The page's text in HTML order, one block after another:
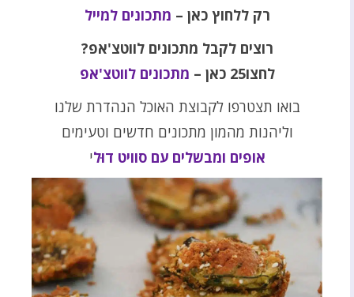
רק ללחוץ כאן – מתכונים למייל
רוצים לקבל מתכונים לווטצ'אפ?
לחצו25 כאן –
מתכונים לווטצ'אפ
בואו תצטרפו לקבוצת האוכל הנהדרת שלנו
וליהנות מהמון מתכונים חדשים וטעימים
אופים ומבשלים עם סוויט דוּלי